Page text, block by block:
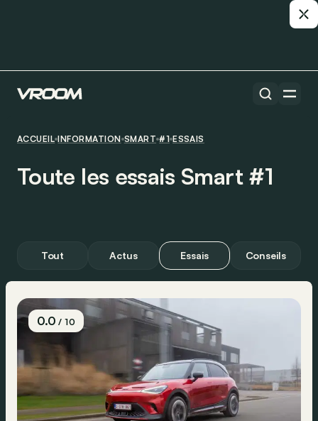
ACCUEIL INFORMATION SMART #1 ESSAIS
Toute les essais Smart #1
Tout Actus Essais Conseils
0.0/ 10